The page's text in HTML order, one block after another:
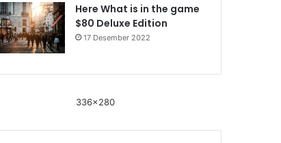
Here What is in the game
$80 Deluxe Edition
17 Desember 2022
336x280